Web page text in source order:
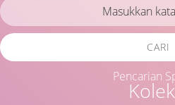
CARI
Pencarian